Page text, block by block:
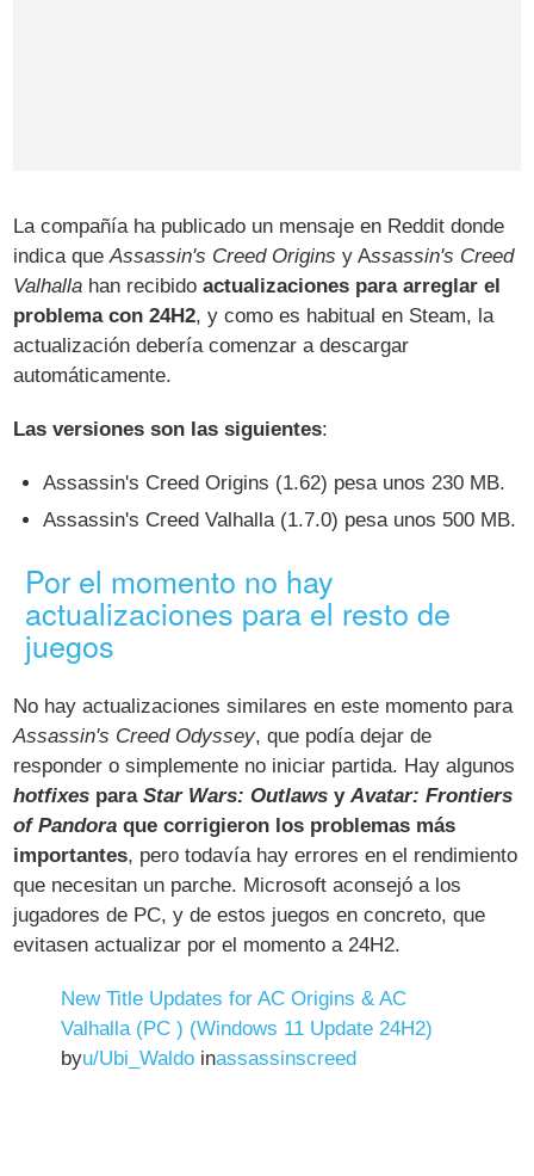
La compañía ha publicado un mensaje en Reddit donde
indica queAssassin's Creed Origins y Assassin's Creed
Valhalla han recibidoactualizaciones para arreglar el
problema con 24H2, y como es habitual en Steam, la
actualización debería comenzar a descargar
automáticamente.
Las versiones son las siguientes:
Assassin's Creed Origins (1.62) pesa unos 230 MB.
Assassin's Creed Valhalla (1.7.0) pesa unos 500 MB.
Por el momento no hay
actualizaciones para el resto de
juegos
No hay actualizaciones similares en este momento para
Assassin's Creed Odyssey, que podía dejar de
responder o simplemente no iniciar partida. Hay algunos
hotfixes paraStar Wars: Outlaws yAvatar: Frontiers
of Pandora que corrigieron los problemas más
importantes, pero todavía hay errores en el rendimiento
que necesitan un parche. Microsoft aconsejó a los
jugadores de PC, y de estos juegos en concreto, que
evitasen actualizar por el momento a 24H2.
New Title Updates for AC Origins & AC
Valhalla (PC ) (Windows 11 Update 24H2)
byu/Ubi_Waldo inassassinscreed